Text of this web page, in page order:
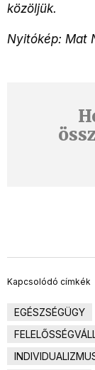
közöljük.
Nyitókép: Mat
Kapcsolódó címkék
EGÉSZSÉGÜGY